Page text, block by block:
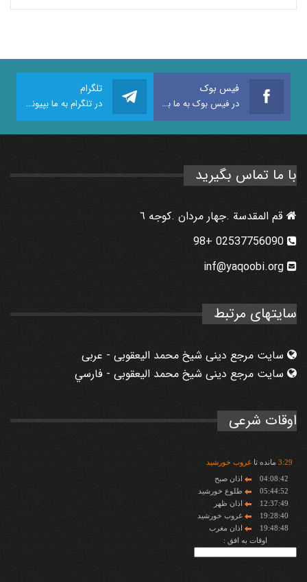
فیس بوک
در فیس بوک به ما بپیوندید
تلگرام
در تلگرام به ما بپیوندید
با ما تماس بگیرید
قم المقدسة .جهار مردان .كوجه ٦
inf@yaqoobi.org
سایتهای مرتبط
سایت مرجع دینی شیخ محمد الیعقوبی - عربی
سایت مرجع دینی شیخ محمد الیعقوبی - فارسي
اوقات شرعی
3:29 مانده تاغروب خورشید
04:08:42
اذان صبح
05:44:52
طلوع خورشید
12:37:49
اذان ظهر
19:28:40
غروب خورشید
19:48:48
اذان مغرب
اوقات به افق :